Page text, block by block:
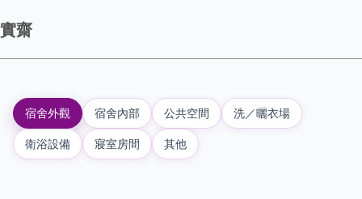
實齋
宿舍外觀 宿舍內部 公共空間 洗／曬衣場
衛浴設備 寢室房間 其他